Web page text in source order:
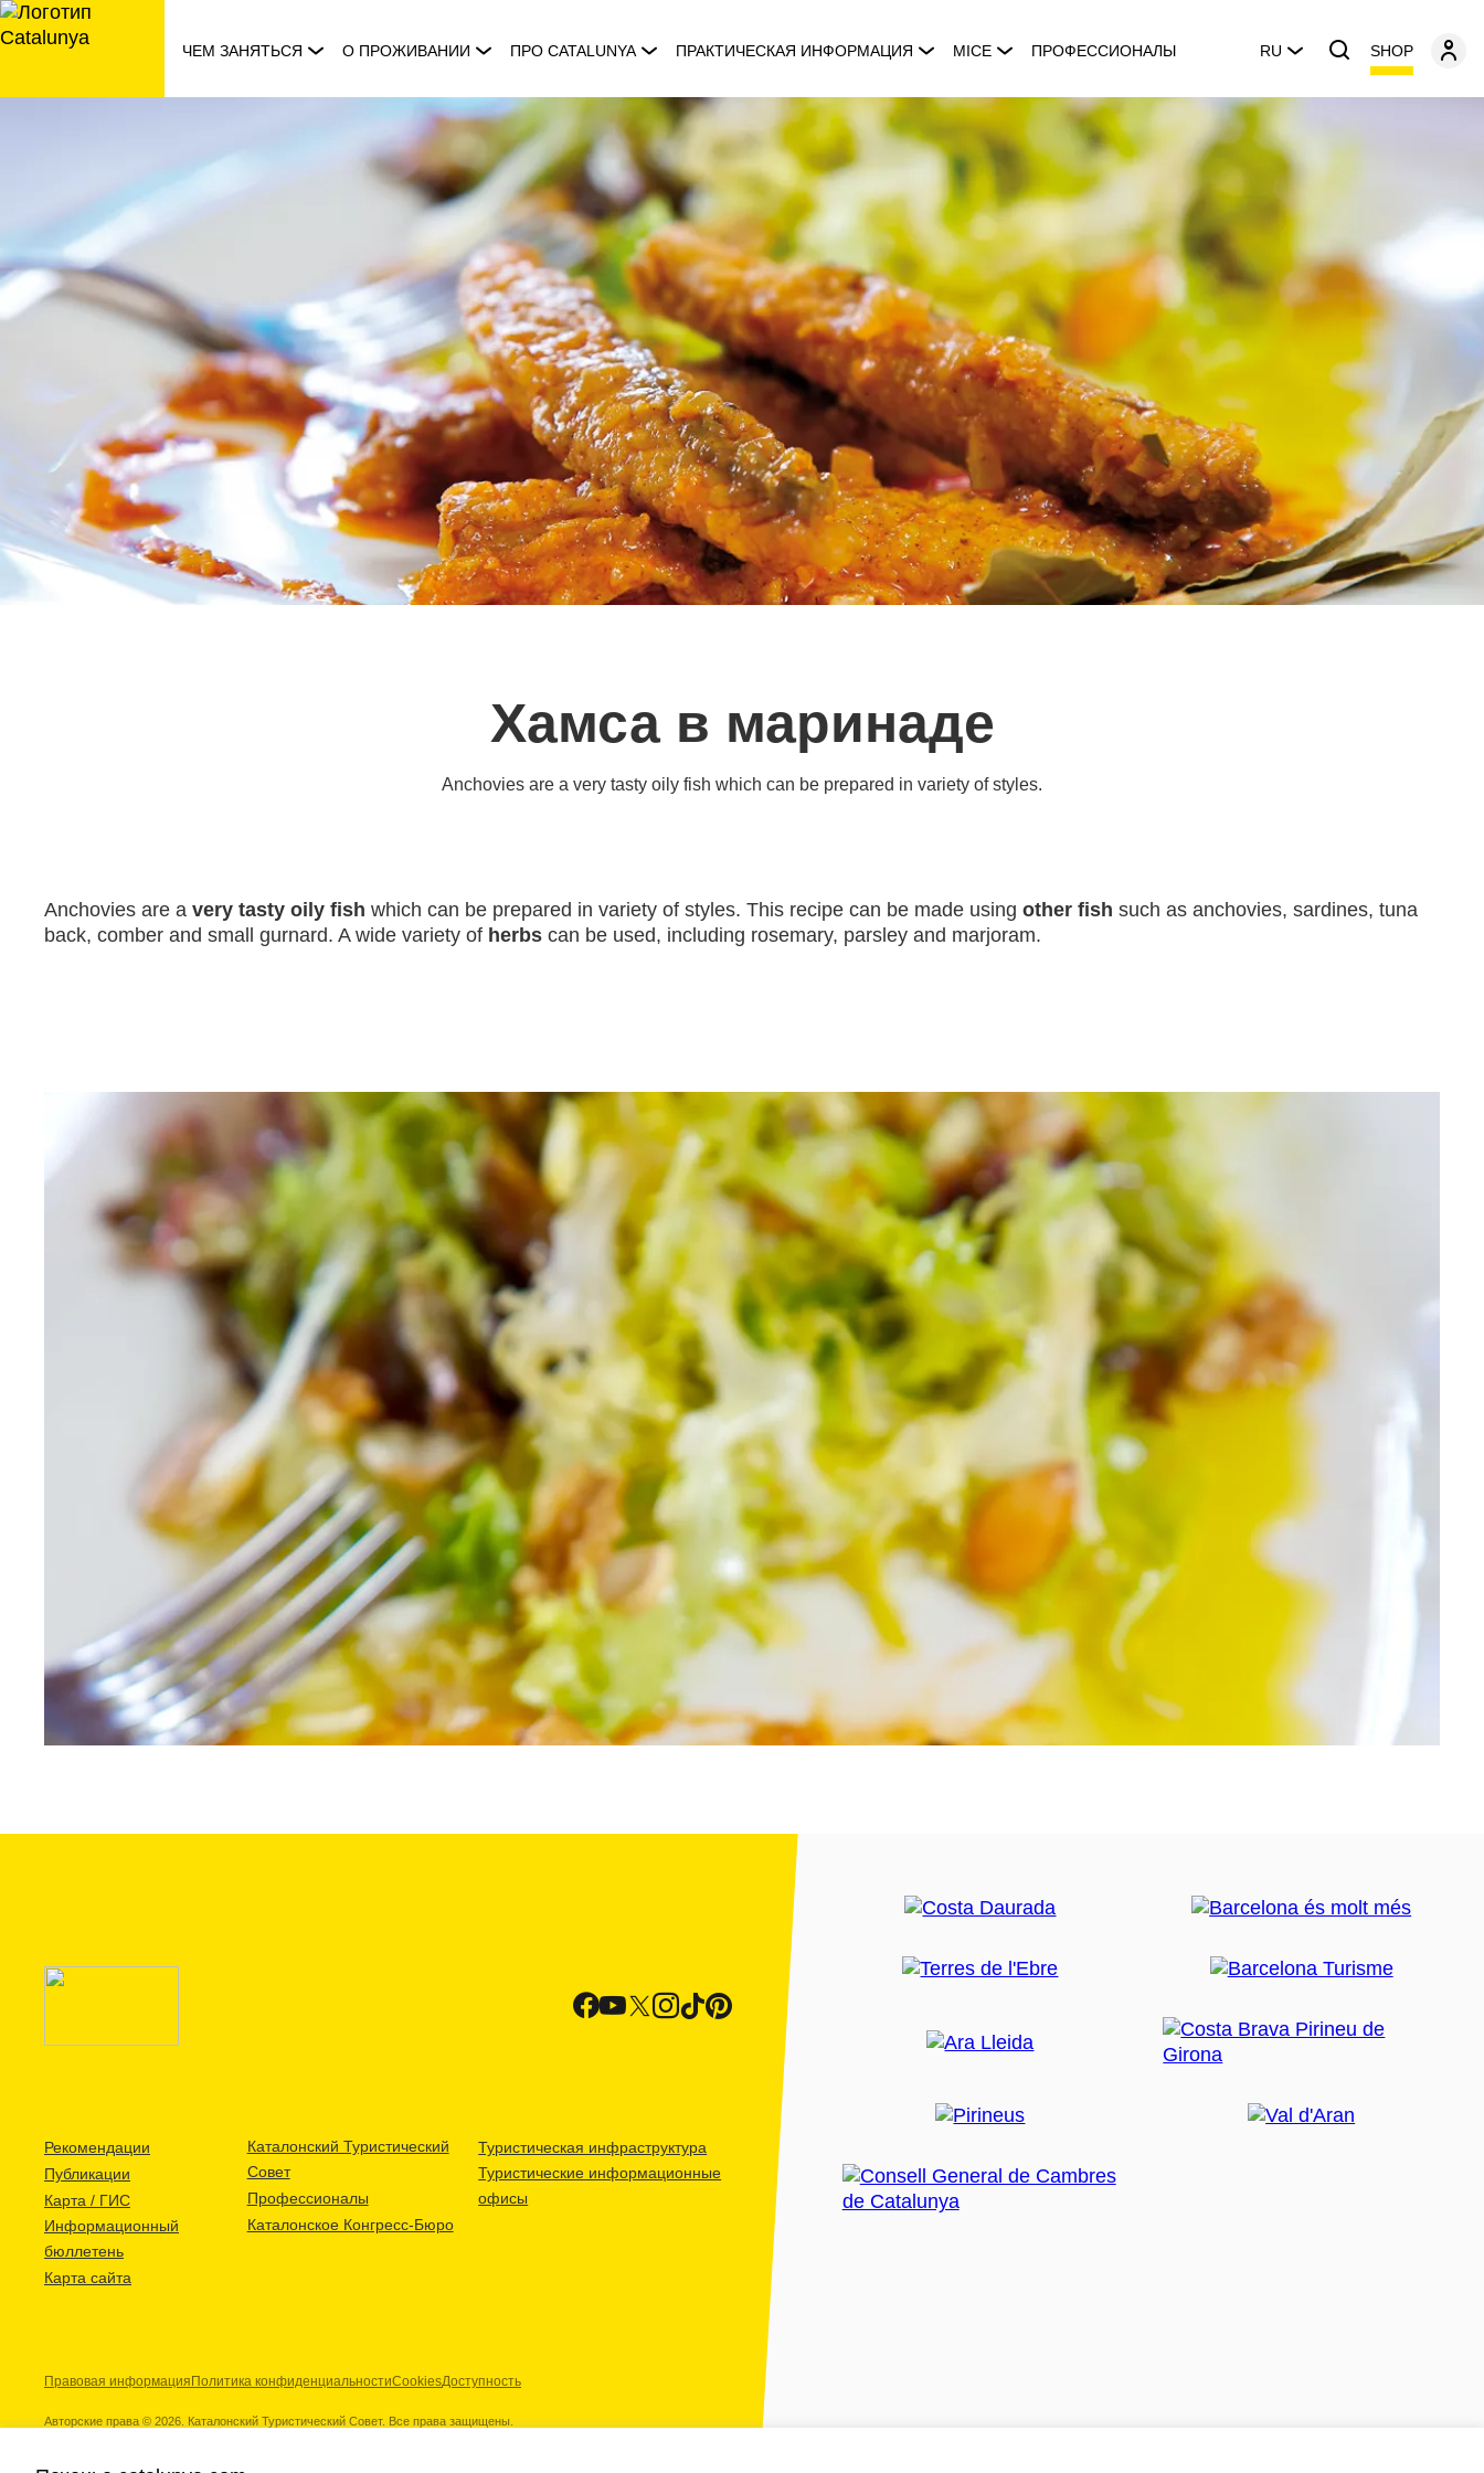
перейти
к
ЧЕМ ЗАНЯТЬСЯ О ПРОЖИВАНИИ ПРО CATALUNYA ПРАКТИЧЕСКАЯ ИНФОРМАЦИЯ MICE ПРОФЕССИОНАЛЫ RU SHOP
Хамса в маринаде
Anchovies are a very tasty oily fish which can be prepared in variety of styles.
Anchovies are a very tasty oily fish which can be prepared in variety of styles. This recipe can be made using other fish such as anchovies, sardines, tuna
back, comber and small gurnard. A wide variety of herbs can be used, including rosemary, parsley and marjoram.
Рекомендации
Публикации
Карта / ГИС
Информационный
бюллетень
Карта сайта
Каталонский Туристический
Совет
Профессионалы
Каталонское Конгресс-Бюро
Туристическая инфраструктура
Туристические информационные
офисы
Правовая информация Политика конфиденциальностиCookiesДоступность
Авторские права © 2026. Каталонский Туристический Совет. Все права защищены.